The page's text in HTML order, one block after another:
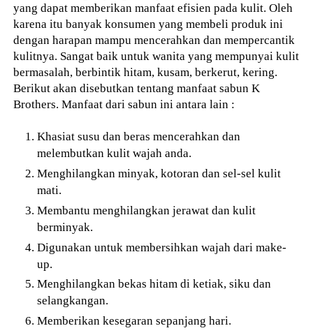
yang dapat memberikan manfaat efisien pada kulit. Oleh
karena itu banyak konsumen yang membeli produk ini
dengan harapan mampu mencerahkan dan mempercantik
kulitnya. Sangat baik untuk wanita yang mempunyai kulit
bermasalah, berbintik hitam, kusam, berkerut, kering.
Berikut akan disebutkan tentang manfaat sabun K
Brothers. Manfaat dari sabun ini antara lain :
Khasiat susu dan beras mencerahkan dan
melembutkan kulit wajah anda.
Menghilangkan minyak, kotoran dan sel-sel kulit
mati.
Membantu menghilangkan jerawat dan kulit
berminyak.
Digunakan untuk membersihkan wajah dari make-
up.
Menghilangkan bekas hitam di ketiak, siku dan
selangkangan.
Memberikan kesegaran sepanjang hari.